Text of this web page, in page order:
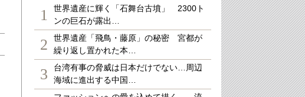
1
世界遺産に輝く「石舞台古墳」 2300ト
ンの巨石が露出…
2
世界遺産「飛鳥・藤原」の秘密 宮都が
繰り返し置かれた本…
3
台湾有事の脅威は日本だけでない…周辺
海域に進出する中国…